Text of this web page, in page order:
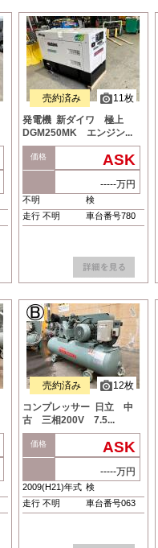
11枚
売約済み
発電機 新ダイワ 極上
DGM250MK エンジン...
価格 ASK
-----万円
不明
検
走行 不明
車台番号780
12枚
売約済み
コンプレッサー 日立 中
古 三相200V 7.5...
価格 ASK
-----万円
2009(H21)年式 検
走行 不明
車台番号063